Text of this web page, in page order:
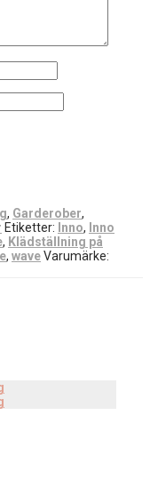
, Garderober,
Etiketter: Inno, Inno
, Klädställning på
, waveVarumärke: